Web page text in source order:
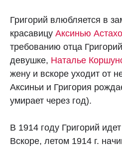
Григорий влюбляется в
красавицу Аксинью
требованию отца
девушке, Наталье
жену и вскоре уходит от
Аксиньи и Григория
умирает через год).
В 1914 году Григорий
Вскоре, летом 1914 г.